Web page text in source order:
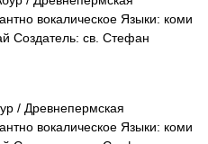
вокалическое Языки: коми
Создатель: св. Стефан
/ Древнепермская
вокалическое Языки: коми